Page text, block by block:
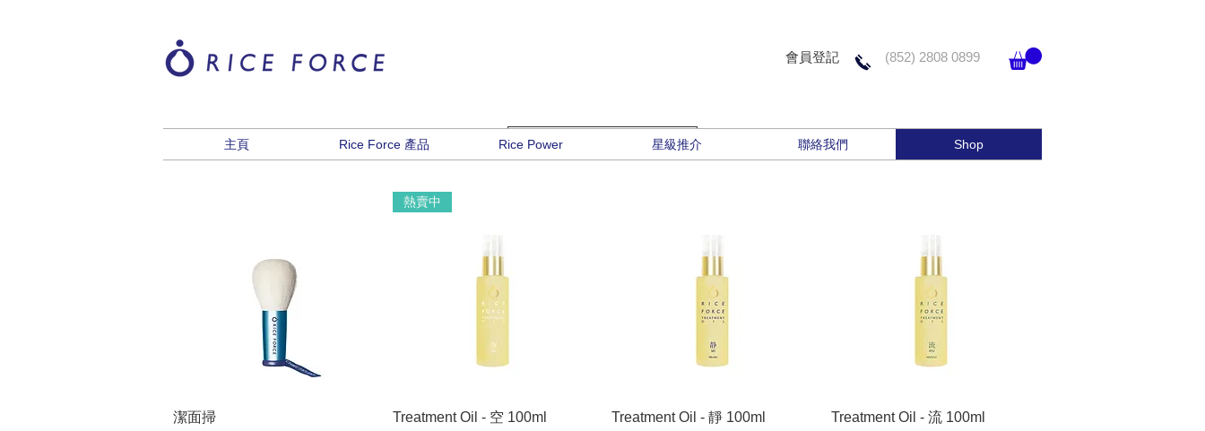
(852) 2808 0899
會員登記
主頁 Rice Force 產品 Rice Power 星級推介 聯絡我們 Shop
潔面掃
快速瀏覽
熱賣中
Treatment Oil - 空 100ml
快速瀏覽
Treatment Oil - 靜 100ml
快速瀏覽
Treatment Oil - 流 100ml